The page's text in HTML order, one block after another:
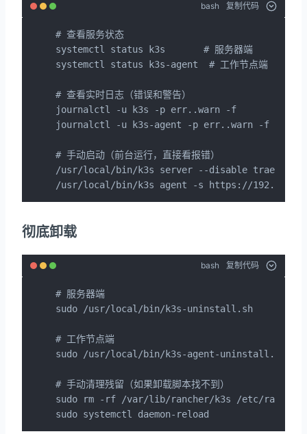
bash 复制代码
# 查看服务状态
systemctl status k3s       # 服务器端
systemctl status k3s-agent  # 工作节点端
# 查看实时日志（错误和警告）
journalctl -u k3s -p err..warn -f
journalctl -u k3s-agent -p err..warn -f
# 手动启动（前台运行，直接看报错）
/usr/local/bin/k3s server --disable traefik
/usr/local/bin/k3s agent -s https://
彻底卸载
bash 复制代码
# 服务器端
sudo /usr/local/bin/k3s-uninstall.sh
# 工作节点端
sudo /usr/local/bin/k3s-agent-uninstall.sh
# 手动清理残留（如果卸载脚本找不到）
sudo rm -rf /var/lib/rancher/k3s /etc/rancher/
sudo systemctl daemon-reload